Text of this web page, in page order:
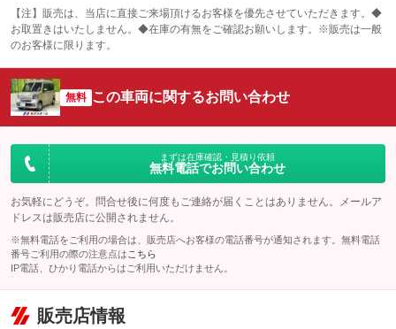
：装備あり
サンルーフ
：装備なし ABS
エアコン
：装備あり Wエアコン
：装備なし
リフトアップ
：装備なし パワーステアリング
：装備あり
ダウンヒルアシストコントロール
パワーウィンドウ
：装備あり 盗難防止システム
：装備あり
：装備なし
USB入力端子
：装備なし
100V電源
：装備なし
：装備なし
レンタカーアップ
：装備なし
カーナビ：SDナビ
：装備あり
TV：フルセグ
：装備あり
オーディオ：CDまたはCDチェンジャー／ミュージックプレイヤー接続
可／ミュージックサーバー
：装備あり
ビジュアル：-／DVD再生
：装備あり
：装備なし
革シート
：装備なし ハーフレザーシート
：装備なし
キーレス
：装備あり LEDヘッドランプ
：装備あり
：装備なし ：装備なし
バックカメラ
：装備あり
エアロ スマートキー
ローダウン
【注】販売は、当店に直接ご来場頂けるお客様を優先させていただきます。◆
お取置きはいたしません。◆在庫の有無をご確認お願いします。※販売は一般
のお客様に限ります。
無料 この車両に関するお問い合わせ
まずは在庫確認・見積り依頼
無料電話でお問い合わせ
お気軽にどうぞ。問合せ後に何度もご連絡が届くことはありません。メールア
ドレスは販売店に公開されません。
※無料電話をご利用の場合は、販売店へお客様の電話番号が通知されます。無料電話
番号ご利用の際の注意点は こちら
IP電話、ひかり電話からはご利用いただけません。
販売店情報